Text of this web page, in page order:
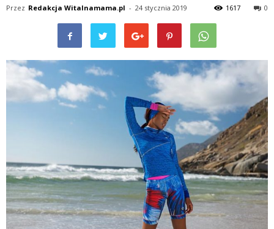
Przez Redakcja Witalnamama.pl - 24 stycznia 2019 0
1617